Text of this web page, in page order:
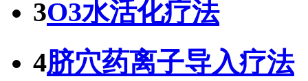
3O3水活化疗法
4脐穴药离子导入疗法